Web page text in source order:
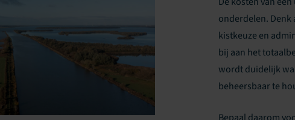
onderdelen. Denk
kistkeuze en
bij aan het
wordt duidelijk
beheersbaar te